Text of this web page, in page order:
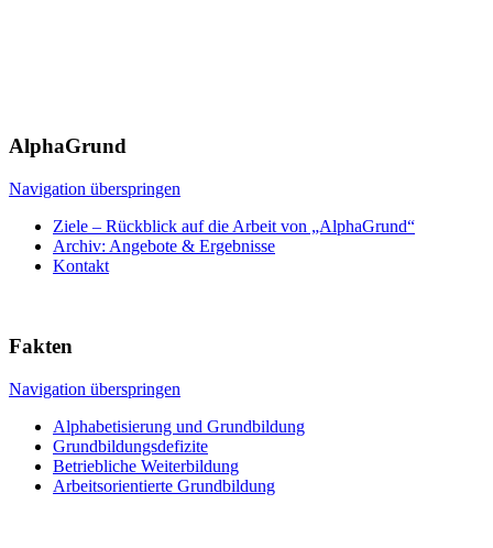
AlphaGrund
Navigation überspringen
Ziele – Rückblick auf die Arbeit von „AlphaGrund“
Archiv: Angebote & Ergebnisse
Kontakt
Fakten
Navigation überspringen
Alphabetisierung und Grundbildung
Grundbildungsdefizite
Betriebliche Weiterbildung
Arbeitsorientierte Grundbildung